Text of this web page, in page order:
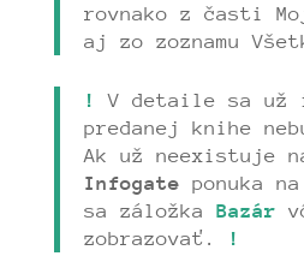
rovnako z časti
aj zo zoznamu
!
V detaile sa už
predanej knihe
Ak už neexistuje
Infogate ponuka
sa záložka Bazár
zobrazovať.
!